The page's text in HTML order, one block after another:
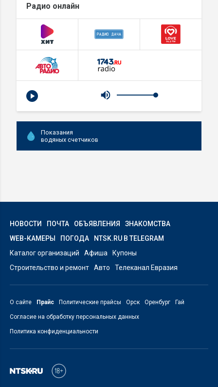
Радио онлайн
Показания
водяных счетчиков
НОВОСТИ ПОЧТА ОБЪЯВЛЕНИЯ
ЗНАКОМСТВА
WEB-КАМЕРЫ
ПОГОДА
NTSK.RU В TELEGRAM
Каталог организаций
Афиша
Купоны
Строительство и ремонт
Авто Телеканал Евразия
О сайте Прайс Политические прайсы Орск Оренбург Гай
Согласие на обработку персональных данных
Политика конфиденциальности